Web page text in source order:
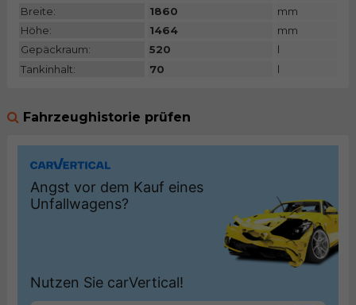
Breite:
1860
mm
Höhe:
1464
mm
Gepäckraum:
520
l
Tankinhalt:
70 l
Fahrzeughistorie prüfen